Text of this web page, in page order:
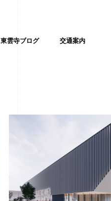
東雲寺ブログ 交通案内